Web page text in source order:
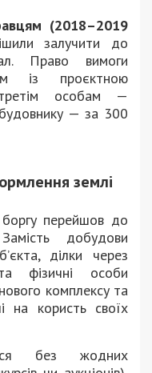
(2018–2019
залучити до
Право вимоги
із проєктною
третім особам —
— за 300
землі
перейшов до
добудови
ділки через
фізичні особи
комплексу та
на користь своїх
без жодних